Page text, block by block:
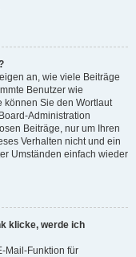
an, wie viele Beiträge
Benutzer wie
können Sie den Wortlaut
Administration
Beiträge, nur um Ihren
Verhalten nicht und ein
Umständen einfach wieder
klicke, werde ich
Mail-Funktion für